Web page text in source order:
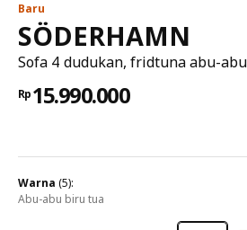
Baru
SÖDERHAMN
Sofa 4 dudukan, fridtuna abu-
Rp 15.990.000
warna (5):
abu-abu biru tua